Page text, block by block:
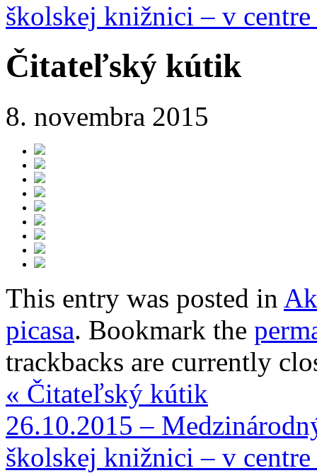
školskej knižnici – v
Čitateľský kútik
8. novembra 2015
This entry was posted in
picasa. Bookmark the
trackbacks are currently
« Čitateľský kútik
26.10.2015 –
školskej knižnici – v